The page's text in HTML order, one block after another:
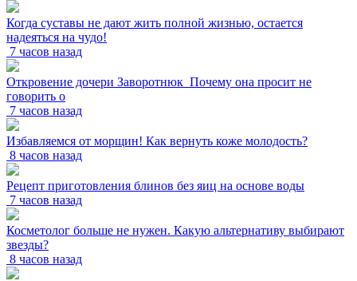
Когда суставы не дают жить полной жизнью, остается
надеяться на чудо!
7 часов назад
Откровение дочери Заворотнюк_Почему она просит не
говорить о
7 часов назад
Избавляемся от морщин! Как вернуть коже молодость?
8 часов назад
Рецепт приготовления блинов без яиц на основе воды
7 часов назад
Косметолог больше не нужен. Какую альтернативу выбирают
звезды?
8 часов назад